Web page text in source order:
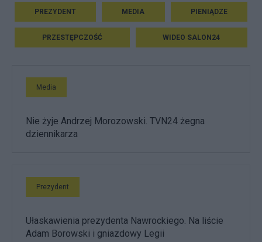
PREZYDENT MEDIA PIENIĄDZE
PRZESTĘPCZOŚĆ WIDEO SALON24
Media
Nie żyje Andrzej Morozowski. TVN24 żegna
dziennikarza
Prezydent
Ułaskawienia prezydenta Nawrockiego. Na liście
Adam Borowski i gniazdowy Legii